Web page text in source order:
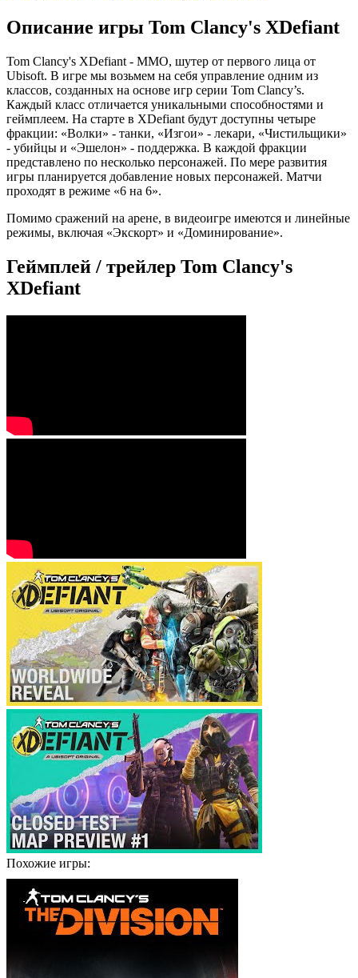
Описание игры Tom Clancy's XDefiant
Tom Clancy's XDefiant - ММО, шутер от первого лица от
Ubisoft. В игре мы возьмем на себя управление одним из
классов, созданных на основе игр серии Tom Clancy’s.
Каждый класс отличается уникальными способностями и
геймплеем. На старте в XDefiant будут доступны четыре
фракции: «Волки» - танки, «Изгои» - лекари, «Чистильщики»
- убийцы и «Эшелон» - поддержка. В каждой фракции
представлено по несколько персонажей. По мере развития
игры планируется добавление новых персонажей. Матчи
проходят в режиме «6 на 6».
Помимо сражений на арене, в видеоигре имеются и линейные
режимы, включая «Экскорт» и «Доминирование».
Геймплей / трейлер Tom Clancy's
XDefiant
Похожие игры: